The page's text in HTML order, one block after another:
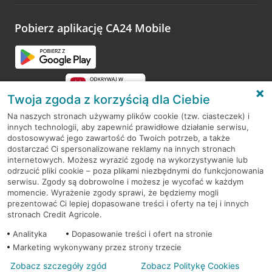
opinie.
Pobierz aplikację CA24 Mobile
RODO
Regulamin serwisu
Mapa serwisu
PolitykaCookies
© 2026 Credit Agricole Bank Polska S.A. Wszelkie prawa zastrzeżone
Twoja zgoda z korzyścią dla Ciebie
Na naszych stronach używamy plików cookie (tzw. ciasteczek) i
innych technologii, aby zapewnić prawidłowe działanie serwisu,
dostosowywać jego zawartość do Twoich potrzeb, a także
dostarczać Ci spersonalizowane reklamy na innych stronach
internetowych. Możesz wyrazić zgodę na wykorzystywanie lub
odrzucić pliki cookie – poza plikami niezbędnymi do funkcjonowania
serwisu. Zgody są dobrowolne i możesz je wycofać w każdym
momencie. Wyrażenie zgody sprawi, że będziemy mogli
prezentować Ci lepiej dopasowane treści i oferty na tej i innych
stronach Credit Agricole.
Analityka
Dopasowanie treści i ofert na stronie
Marketing wykonywany przez strony trzecie
Zobacz szczegóły zgód Zobacz Politykę Cookies